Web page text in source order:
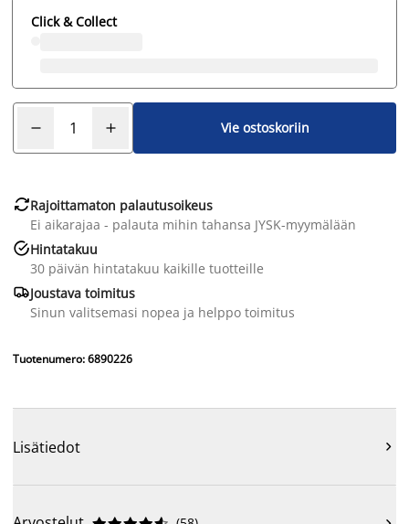
Click & Collect
Vie ostoskoriin
Rajoittamaton palautusoikeus
Ei aikarajaa - palauta mihin tahansa JYSK-myymälään
Hintatakuu
30 päivän hintatakuu kaikille tuotteille
Joustava toimitus
Sinun valitsemasi nopea ja helppo toimitus
Tuotenumero: 6890226
Lisätiedot 